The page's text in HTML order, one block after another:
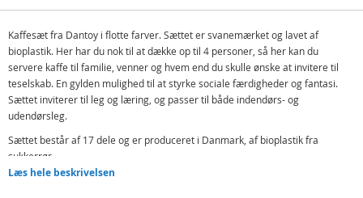
Kaffesæt fra Dantoy i flotte farver. Sættet er svanemærket og lavet af
bioplastik. Her har du nok til at dække op til 4 personer, så her kan du
servere kaffe til familie, venner og hvem end du skulle ønske at invitere til
teselskab. En gylden mulighed til at styrke sociale færdigheder og fantasi.
Sættet inviterer til leg og læring, og passer til både indendørs- og
udendørsleg.
Sættet består af 17 dele og er produceret i Danmark, af bioplastik fra
sukkerrør.
Indeholder:
Læs hele beskrivelsen